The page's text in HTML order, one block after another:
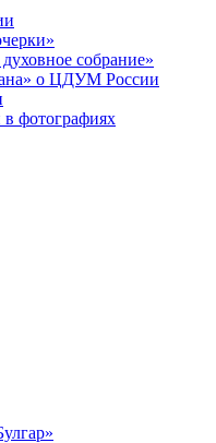
собрание»
о ЦДУМ России
фотографиях